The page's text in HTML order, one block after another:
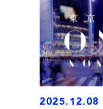
2025.12.08